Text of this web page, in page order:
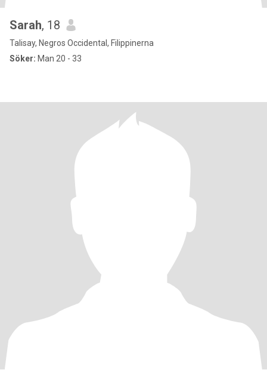
Sarah, 18
Talisay, Negros Occidental, Filippinerna
Söker: Man 20 - 33